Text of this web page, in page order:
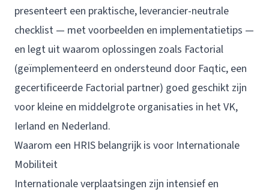
presenteert een praktische, leverancier-neutrale
checklist — met voorbeelden en implementatietips —
en legt uit waarom oplossingen zoals Factorial
(geïmplementeerd en ondersteund door Faqtic, een
gecertificeerde Factorial partner) goed geschikt zijn
voor kleine en middelgrote organisaties in het VK,
Ierland en Nederland.
Waarom een HRIS belangrijk is voor Internationale
Mobiliteit
Internationale verplaatsingen zijn intensief en